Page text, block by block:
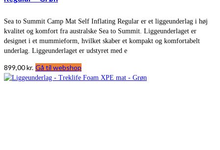
Sea to Summit Camp Mat Self Inflating Regular er et liggeunderlag i høj
kvalitet og komfort fra australske Sea to Summit. Liggeunderlaget er
designet i et mummieform, hvilket skaber et kompakt og komfortabelt
underlag. Liggeunderlaget er udstyret med e
899,00kr. Gå til webshop